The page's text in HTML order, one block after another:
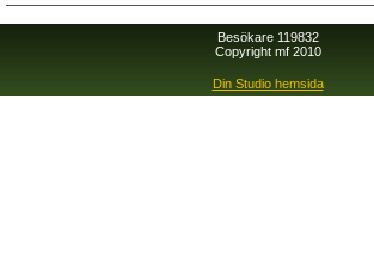
Besökare 119832
Copyright mf 2010
Din Studio hemsida